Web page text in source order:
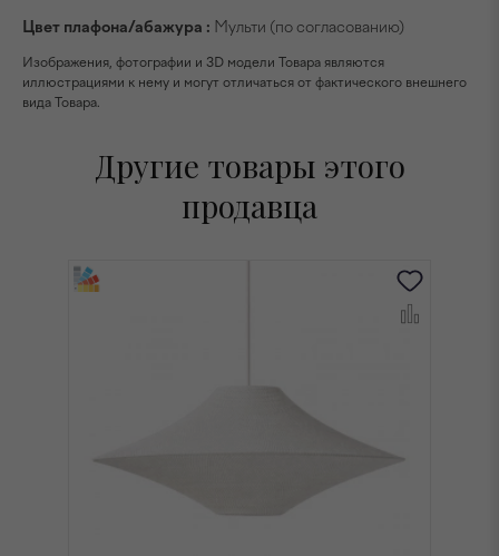
Цвет плафона/абажура : Мульти (по согласованию)
Изображения, фотографии и 3D модели Товара являются
иллюстрациями к нему и могут отличаться от фактического внешнего
вида Товара.
Другие товары этого
продавца